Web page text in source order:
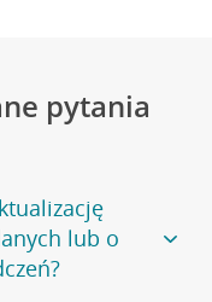
pytania
lub o